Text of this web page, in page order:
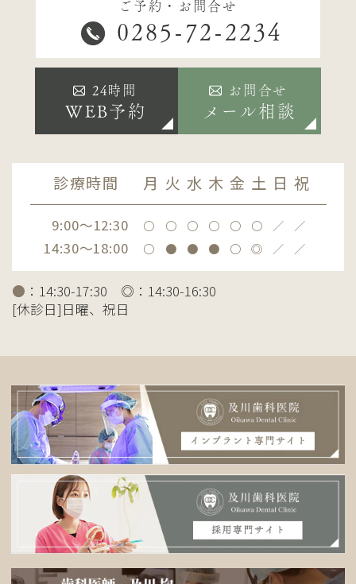
ご予約・お問合せ
0285-72-2234
24時間
WEB予約
お問合せ
メール相談
診療時間 月 火 水 木 金 土 日 祝
9:00～12:30 〇 〇 〇 〇 〇 〇 ／ ／
14:30～18:00 〇 ● ● ● 〇 ◎ ／ ／
● ：14:30-17:30 ◎：14:30-16:30
[休診日]日曜、祝日